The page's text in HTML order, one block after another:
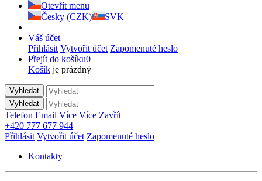
Otevřít menu
Česky (CZK)
SVK
Váš účet
Přihlásit Vytvořit účet Zapomenuté heslo
Přejít do košíku0
Košík je prázdný
Vyhledat
Vyhledat
Telefon Email Více Více Zavřít
+420 777 677 944
Přihlásit Vytvořit účet Zapomenuté heslo
Kontakty